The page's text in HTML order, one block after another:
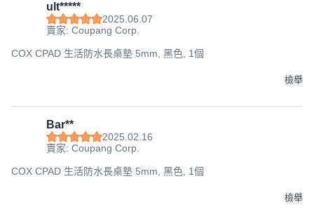
ult*****
2025.06.07
賣家: Coupang Corp.
COX CPAD 生活防水長桌墊 5mm, 黑色, 1個
檢舉
Bar**
2025.02.16
賣家: Coupang Corp.
COX CPAD 生活防水長桌墊 5mm, 黑色, 1個
檢舉